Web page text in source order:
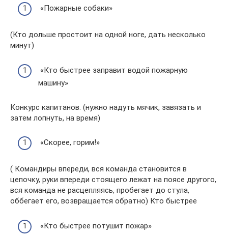
«Пожарные собаки»
(Кто дольше простоит на одной ноге, дать несколько
минут)
«Кто быстрее заправит водой пожарную
машину»
Конкурс капитанов. (нужно надуть мячик, завязать и
затем лопнуть, на время)
«Скорее, горим!»
( Командиры впереди, вся команда становится в
цепочку, руки впереди стоящего лежат на поясе другого,
вся команда не расцепляясь, пробегает до стула,
оббегает его, возвращается обратно) Кто быстрее
«Кто быстрее потушит пожар»